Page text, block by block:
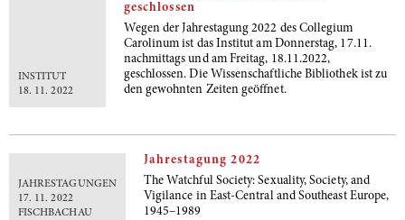
INSTITUT
18. 11. 2022
geschlossen
Wegen der Jahrestagung 2022 des Collegium
Carolinum ist das Institut am Donnerstag, 17.11.
nachmittags und am Freitag, 18.11.2022,
geschlossen. Die Wissenschaftliche Bibliothek ist zu
den gewohnten Zeiten geöffnet.
JAHRESTAGUNGEN
17. 11. 2022
FISCHBACHAU
Jahrestagung 2022
The Watchful Society: Sexuality, Society, and
Vigilance in East-Central and Southeast Europe,
1945–1989